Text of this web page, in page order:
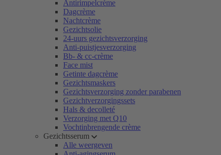
Antirimpelcrème
Dagcrème
Nachtcrème
Gezichtsolie
24-uurs gezichtsverzorging
Anti-puistjesverzorging
Bb- & cc-crème
Face mist
Getinte dagcrème
Gezichtsmaskers
Gezichtsverzorging zonder parabenen
Gezichtverzorgingssets
Hals & decolleté
Verzorging met Q10
Vochtinbrengende crème
Gezichtsserum
Alle weergeven